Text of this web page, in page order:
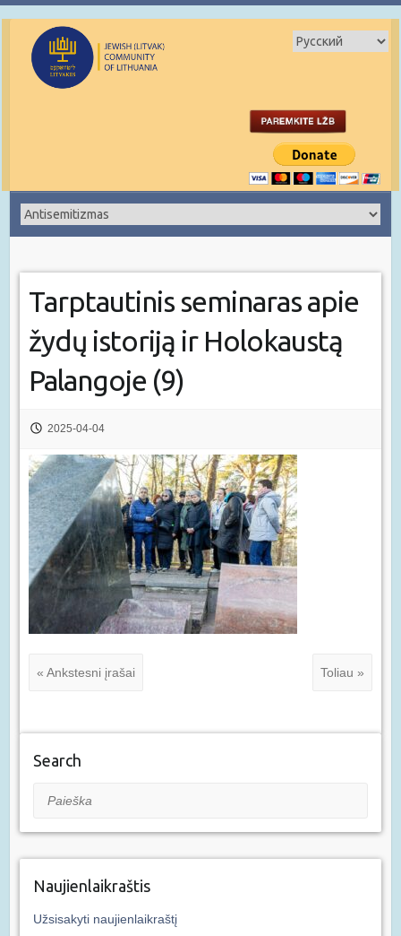
Tarptautinis seminaras apie
žydų istoriją ir Holokaustą
Palangoje (9)
2025-04-04
« Ankstesni įrašai Toliau »
Search
Paieška
Naujienlaikraštis
Užsisakyti naujienlaikraštį